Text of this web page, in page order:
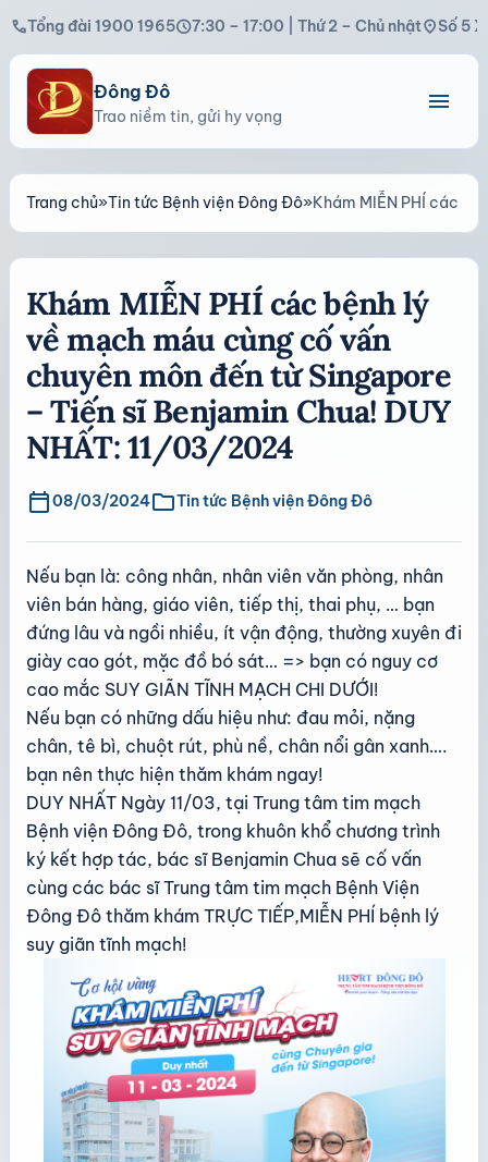
callTổng đài 1900 1965schedule7:30 – 17:00 | Thứ 2 – Chủ nhậtlocation_onSố 5
Đông Đô
Trao niềm tin, gửi hy vọng menu
Trang chủ»Tin tức Bệnh viện Đông Đô»Khám MIỄN PHÍ các
Khám MIỄN PHÍ các bệnh lý
về mạch máu cùng cố vấn
chuyên môn đến từ Singapore
– Tiến sĩ Benjamin Chua! DUY
NHẤT: 11/03/2024
calendar_today08/03/2024folderTin tức Bệnh viện Đông Đô
Nếu bạn là: công nhân, nhân viên văn phòng, nhân
viên bán hàng, giáo viên, tiếp thị, thai phụ, … bạn
đứng lâu và ngồi nhiều, ít vận động, thường xuyên đi
giày cao gót, mặc đồ bó sát… => bạn có nguy cơ
cao mắc SUY GIÃN TĨNH MẠCH CHI DƯỚI!
Nếu bạn có những dấu hiệu như: đau mỏi, nặng
chân, tê bì, chuột rút, phù nề, chân nổi gân xanh….
bạn nên thực hiện thăm khám ngay!
DUY NHẤT Ngày 11/03, tại Trung tâm tim mạch
Bệnh viện Đông Đô, trong khuôn khổ chương trình
ký kết hợp tác, bác sĩ Benjamin Chua sẽ cố vấn
cùng các bác sĩ Trung tâm tim mạch Bệnh Viện
Đông Đô thăm khám TRỰC TIẾP,MIỄN PHÍ bệnh lý
suy giãn tĩnh mạch!